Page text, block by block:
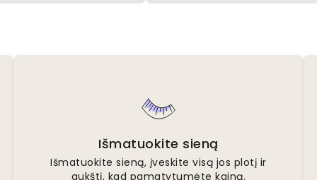
Išmatuokite sieną
Išmatuokite sieną, įveskite visą jos plotį ir
aukštį, kad pamatytumėte kainą.